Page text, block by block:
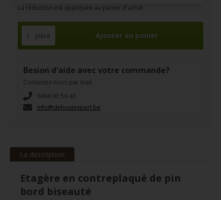
La réduction est appliquée au panier d´achat
pièce
Besion d'aide avec votre commande?
Contactez-nous par mail
0466 90 59 43
info@dehoutexpert.be
La description
Etagère en contreplaqué de pin
bord biseauté